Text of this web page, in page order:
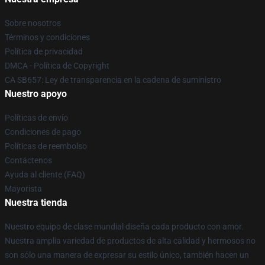
Sobre nosotros
Términos y condiciones
Política de privacidad
DMCA - Política de Copyright
CA SB657: Ley de transparencia en la cadena de suministro
Nuestro apoyo
Políticas de envío
Condiciones de pago
Políticas de reembolso
Contáctenos
Ayuda al cliente (FAQ)
Mayorista
Nuestra tienda
Nuestro equipo de clase mundial diseña cada producto con amor.
Nuestra amplia variedad de productos de alta calidad y hermosos no
son sólo una manera de expresar su estilo único, también hacen un